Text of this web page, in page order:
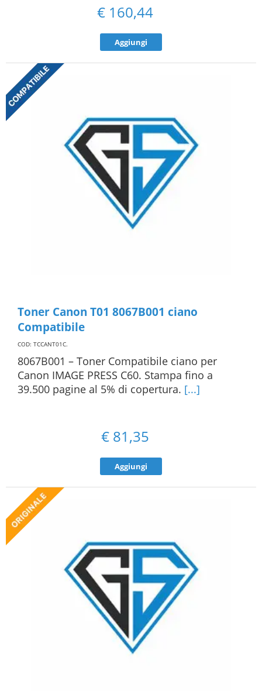
€ 160,44
Aggiungi
Toner Canon T01 8067B001 ciano
Compatibile
COD: TCCANT01C.
8067B001 – Toner Compatibile ciano per
Canon IMAGE PRESS C60. Stampa fino a
39.500 pagine al 5% di copertura. [...]
€ 81,35
Aggiungi